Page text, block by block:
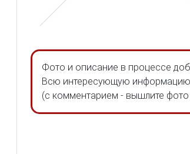
Фото и описание в процессе
Всю интересующую информацию
(с комментарием - вышлите